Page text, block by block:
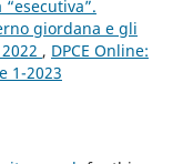
giordana e gli
, DPCE Online:
1-2023